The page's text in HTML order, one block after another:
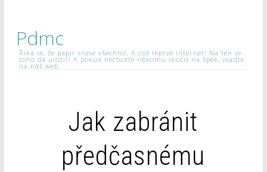
Pdmc
Říká se, že papír snese všechno. A což teprve internet! Na ten se
toho dá uložit! A pokud nechcete někomu skočit na špek, vsaďte
na náš web.
Jak zabránit
předčasnému